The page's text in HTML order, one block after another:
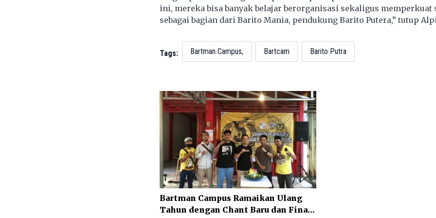
ini, mereka bisa banyak belajar berorganisasi sekaligus memperkuat
sebagai bagian dari Barito Mania, pendukung Barito Putera,” tutup
Tags: Bartman Campus, Bartcam Barito Putra
Bartman Campus Ramaikan Ulang
Tahun dengan Chant Baru dan Final